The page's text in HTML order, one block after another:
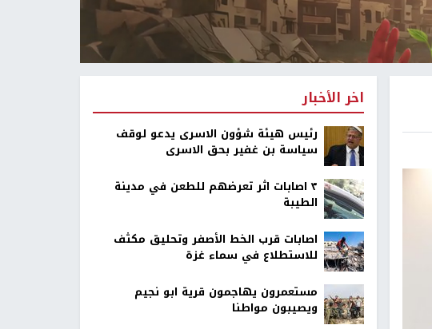
اخر الأخبار
رئيس هيئة شؤون الاسرى يدعو لوقف
سياسة بن غفير بحق الاسرى
٣ اصابات اثر تعرضهم للطعن في مدينة
الطيبة
اصابات قرب الخط الأصفر وتحليق مكثف
للاستطلاع في سماء غزة
مستعمرون يهاجمون قرية ابو نجيم
ويصيبون مواطنا